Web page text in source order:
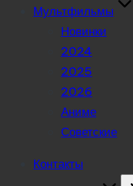
Мультфильмы
Новинки
2024
2025
2026
Аниме
Советские
Контакты